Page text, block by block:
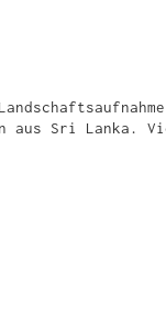
Sri Lanka.